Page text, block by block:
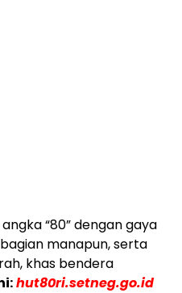
“80” dengan gaya
manapun, serta
khas bendera
hut80ri.setneg.go.id